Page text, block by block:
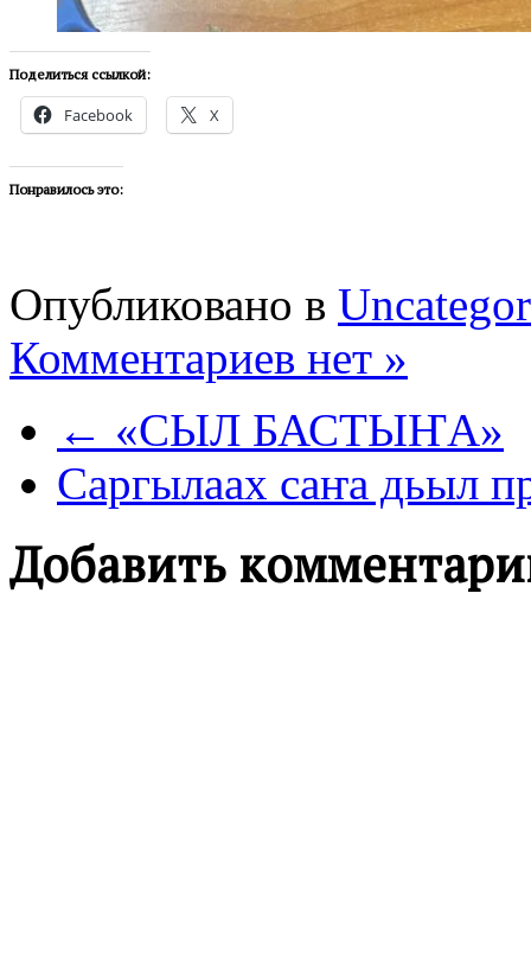
Поделиться ссылкой:
Facebook X
Понравилось это:
Опубликовано в
Комментариев нет »
← «СЫЛ БАСТЫҤА»
Саргылаах саҥа дьыл
Добавить